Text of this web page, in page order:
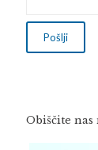
Obiščite